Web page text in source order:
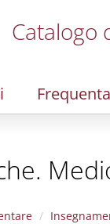
Catalogo